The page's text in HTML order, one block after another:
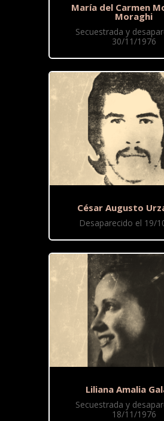
María del Carmen
Moraghi
Secuestrada y
30/11/1976
César Augusto
Desaparecido el 19/
Liliana Amalia
Secuestrada y
18/11/1976